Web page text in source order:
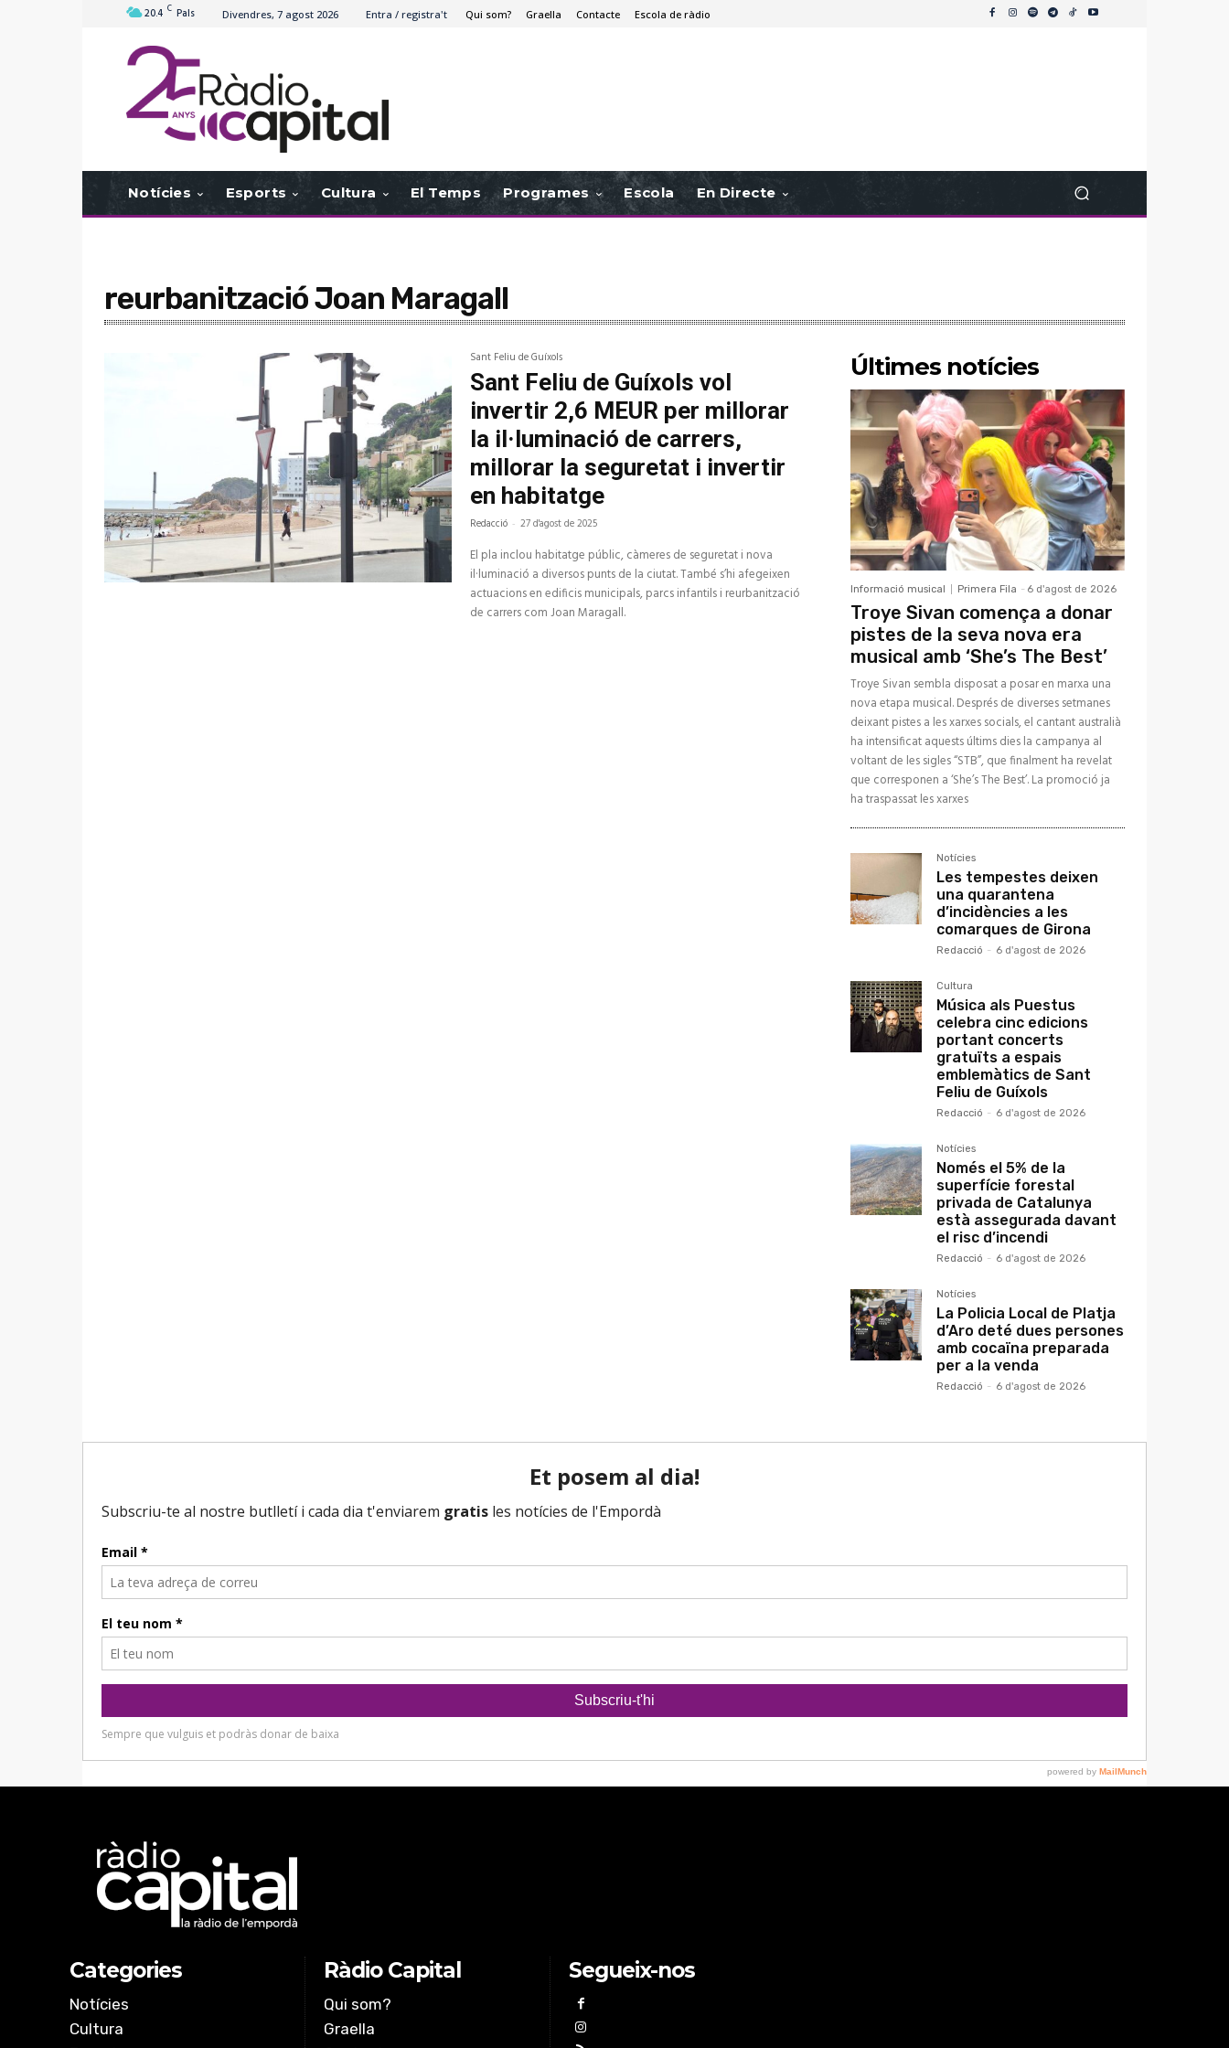
20.4 C Pals Divendres, 7 agost 2026 Entra / registra't Qui som? Graella Contacte Escola de ràdio
Notícies Esports Cultura El Temps Programes Escola En Directe
reurbanització Joan Maragall
Sant Feliu de Guíxols
Sant Feliu de Guíxols vol
invertir 2,6 MEUR per millorar
la il·luminació de carrers,
millorar la seguretat i invertir
en habitatge
Redacció - 27 d'agost de 2025
El pla inclou habitatge públic, càmeres de seguretat i nova
il·luminació a diversos punts de la ciutat. També s’hi afegeixen
actuacions en edificis municipals, parcs infantils i reurbanització
de carrers com Joan Maragall.
Últimes notícies
Informació musical Primera Fila - 6 d'agost de 2026
Troye Sivan comença a donar
pistes de la seva nova era
musical amb ‘She’s The Best’
Troye Sivan sembla disposat a posar en marxa una
nova etapa musical. Després de diverses setmanes
deixant pistes a les xarxes socials, el cantant australià
ha intensificat aquests últims dies la campanya al
voltant de les sigles “STB”, que finalment ha revelat
que corresponen a ‘She’s The Best’. La promoció ja
ha traspassat les xarxes
Notícies
Les tempestes deixen
una quarantena
d’incidències a les
comarques de Girona
Redacció - 6 d'agost de 2026
Cultura
Música als Puestus
celebra cinc edicions
portant concerts
gratuïts a espais
emblemàtics de Sant
Feliu de Guíxols
Redacció - 6 d'agost de 2026
Notícies
Només el 5% de la
superfície forestal
privada de Catalunya
està assegurada davant
el risc d’incendi
Redacció - 6 d'agost de 2026
Notícies
La Policia Local de Platja
d’Aro deté dues persones
amb cocaïna preparada
per a la venda
Redacció - 6 d'agost de 2026
Categories
Notícies
Cultura
Ràdio Capital
Qui som?
Graella
Segueix-nos